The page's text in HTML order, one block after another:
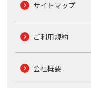
サイトマップ
ご利用規約
会社概要